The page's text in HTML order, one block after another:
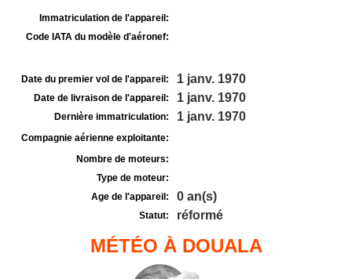
Immatriculation de l'appareil:
Code IATA du modèle d'aéronef:
Date du premier vol de l'appareil: 1 janv. 1970
Date de livraison de l'appareil: 1 janv. 1970
Dernière immatriculation: 1 janv. 1970
Compagnie aérienne exploitante:
Nombre de moteurs:
Type de moteur:
Age de l'appareil:
0 an(s)
Statut: réformé
MÉTÉO À DOUALA